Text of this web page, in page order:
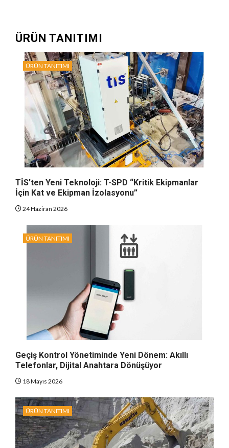
ÜRÜN TANITIMI
ÜRÜN TANITIMI
TİS’ten Yeni Teknoloji: T-SPD “Kritik Ekipmanlar
İçin Kat ve Ekipman İzolasyonu”
24 Haziran 2026
ÜRÜN TANITIMI
Geçiş Kontrol Yönetiminde Yeni Dönem: Akıllı
Telefonlar, Dijital Anahtara Dönüşüyor
18 Mayıs 2026
ÜRÜN TANITIMI